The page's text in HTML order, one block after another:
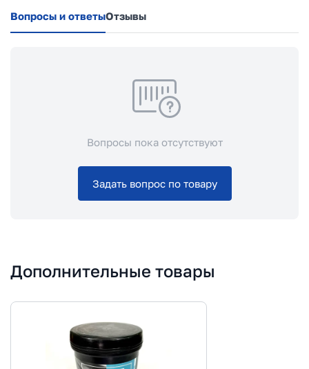
Вопросы и ответыОтзывы
Вопросы пока отсутствуют
Задать вопрос по товару
Дополнительные товары